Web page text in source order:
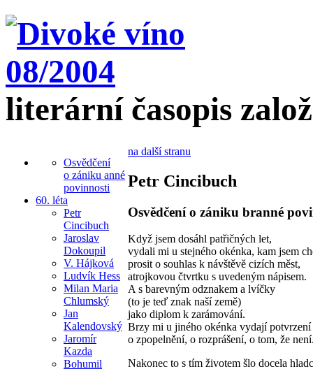
literární časopis
Osvědčení
o zániku anné
povinnosti
60. léta
Petr
Cincibuch
Jaroslav
Dokoupil
V. Hájková
Ludvík Hess
Milan Maria
Chlumský
Jan
Kalendovský
Jaromír
Kazda
Bohumil
na další stranu
Petr Cincibuch
Osvědčení o zániku branné
Když jsem dosáhl patřičných let,
vydali mi u stejného okénka, kam jsem
prosit o souhlas k návštěvě cizích měst,
atrojkovou čtvrtku s uvedeným nápisem.
A s barevným odznakem a lvíčky
(to je teď znak naší země)
jako diplom k zarámování.
Brzy mi u jiného okénka vydají potvrzení
o zpopelnění, o rozprášení, o tom, že
Nakonec to s tím životem šlo docela